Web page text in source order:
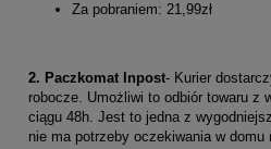
Za pobraniem: 21,99zł
2. Paczkomat Inpost- Kurier
robocze. Umożliwi to odbiór towaru z
ciągu 48h. Jest to jedna z
nie ma potrzeby oczekiwania w domu